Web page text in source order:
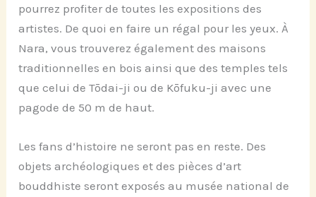
pourrez profiter de toutes les expositions des
artistes. De quoi en faire un régal pour les yeux. À
Nara, vous trouverez également des maisons
traditionnelles en bois ainsi que des temples tels
que celui de Tōdai-ji ou de Kōfuku-ji avec une
pagode de 50 m de haut.
Les fans d’histoire ne seront pas en reste. Des
objets archéologiques et des pièces d’art
bouddhiste seront exposés au musée national de